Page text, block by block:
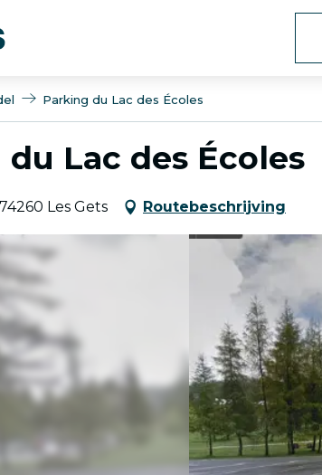
Parking du Lac des Écoles
Lac des Écoles
Les Gets Routebeschrijving